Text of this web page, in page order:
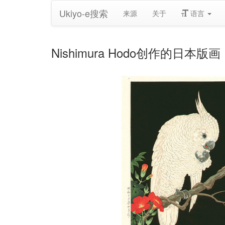
Ukiyo-e搜索 来源 关于 语言
Nishimura Hodo创作的日本版